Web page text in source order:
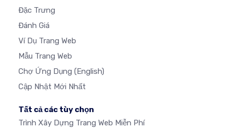
Đặc Trưng
Đánh Giá
Ví Dụ Trang Web
Mẫu Trang Web
Chợ Ứng Dụng (English)
Cập Nhật Mới Nhất
Tất cả các tùy chọn
Trình Xây Dựng Trang Web Miễn Phí